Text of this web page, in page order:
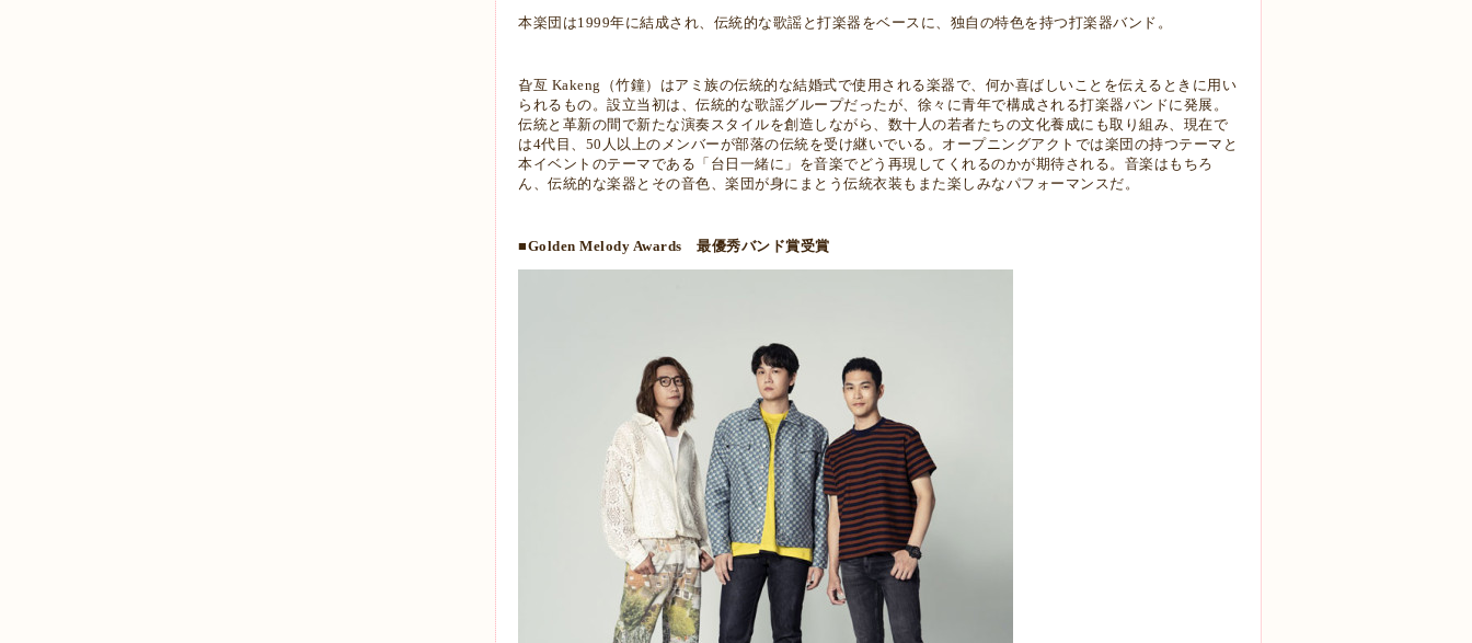
本楽団は1999年に結成され、伝統的な歌謡と打楽器をベースに、独自の特色を持つ打楽器バンド。
旮亙 Kakeng（竹鐘）はアミ族の伝統的な結婚式で使用される楽器で、何か喜ばしいことを伝えるときに用い
られるもの。設立当初は、伝統的な歌謡グループだったが、徐々に青年で構成される打楽器バンドに発展。
伝統と革新の間で新たな演奏スタイルを創造しながら、数十人の若者たちの文化養成にも取り組み、現在で
は4代目、50人以上のメンバーが部落の伝統を受け継いでいる。オープニングアクトでは楽団の持つテーマと
本イベントのテーマである「台日一緒に」を音楽でどう再現してくれるのかが期待される。音楽はもちろ
ん、伝統的な楽器とその音色、楽団が身にまとう伝統衣装もまた楽しみなパフォーマンスだ。
■Golden Melody Awards 最優秀バンド賞受賞